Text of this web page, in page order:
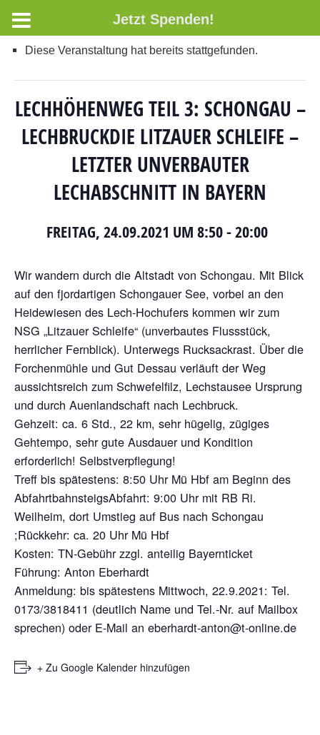
Diese Veranstaltung hat bereits stattgefunden.
LECHHÖHENWEG TEIL 3: SCHONGAU –
LECHBRUCKDIE LITZAUER SCHLEIFE –
LETZTER UNVERBAUTER
LECHABSCHNITT IN BAYERN
FREITAG, 24.09.2021 UM 8:50-20:00
Wir wandern durch die Altstadt von Schongau. Mit Blick
auf den fjordartigen Schongauer See, vorbei an den
Heidewiesen des Lech-Hochufers kommen wirzum
NSG „Litzauer Schleife“ (unverbautes Flussstück,
herrlicherFernblick). Unterwegs Rucksackrast. Über die
Forchenmühle und Gut Dessau verläuft derWeg
aussichtsreich zum Schwefelfilz, Lechstausee Ursprung
und durch Auenlandschaft nach Lechbruck.
Gehzeit: ca. 6 Std., 22 km, sehr hügelig, zügiges
Gehtempo, sehr gute Ausdauer und Kondition
erforderlich! Selbstverpflegung!
Treff bis spätestens: 8:50 Uhr Mü Hbf am Beginn des
AbfahrtbahnsteigsAbfahrt: 9:00 Uhr mit RB Ri.
Weilheim, dort Umstieg auf Bus nach Schongau
;Rückkehr: ca. 20 Uhr Mü Hbf
Kosten: TN-Gebühr zzgl. anteilig Bayernticket
Führung: Anton Eberhardt
Anmeldung: bis spätestens Mittwoch, 22.9.2021: Tel.
0173/3818411 (deutlich Name und Tel.-Nr. auf Mailbox
sprechen) oder E-Mail an eberhardt-anton@t-online.de
+ Zu Google Kalender hinzufügen
Jetzt Spenden!